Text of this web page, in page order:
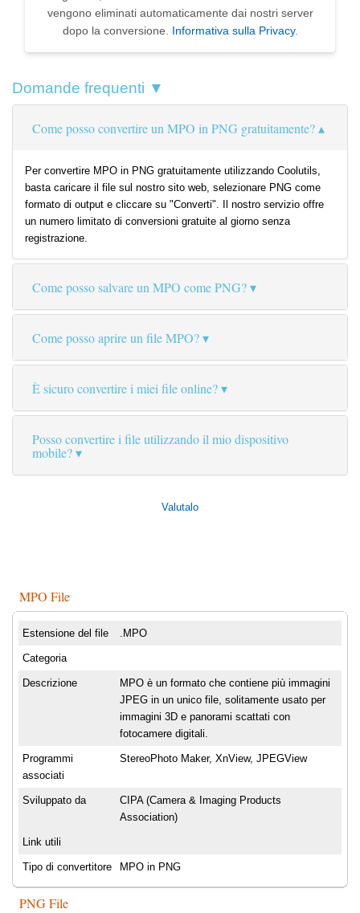
vengono eliminati automaticamente dai nostri server
dopo la conversione. Informativa sulla Privacy.
Domande frequenti ▼
Come posso convertire un MPO in PNG gratuitamente?
Per convertire MPO in PNG gratuitamente utilizzando Coolutils,
basta caricare il file sul nostro sito web, selezionare PNG come
formato di output e cliccare su "Converti". Il nostro servizio offre
un numero limitato di conversioni gratuite al giorno senza
registrazione.
Come posso salvare un MPO come PNG?
Come posso aprire un file MPO?
È sicuro convertire i miei file online?
Posso convertire i file utilizzando il mio dispositivo
mobile?
Valutalo
MPO File
Estensione del file .MPO
Categoria
Descrizione
MPO è un formato che contiene più immagini
JPEG in un unico file, solitamente usato per
immagini 3D e panorami scattati con
fotocamere digitali.
Programmi
associati
StereoPhoto Maker, XnView, JPEGView
Sviluppato da
CIPA (Camera & Imaging Products
Association)
Link utili
Tipo di convertitore MPO in PNG
PNG File